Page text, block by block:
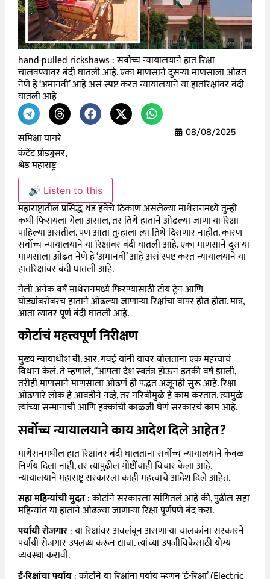
hand-pulled rickshaws : सर्वोच्च न्यायालयाने हात रिक्षा
चालवण्यावर बंदी घातली आहे. एका माणसाने दुसऱ्या माणसाला ओढत
नेणे हे ‘अमानवी’ आहे असं स्पष्ट करत न्यायालयाने या हातरिक्षांवर बंदी
घातली आहे
समिक्षा घागरे
कंटेंट प्रोड्युसर,
श्रेष्ठ महाराष्ट्र
08/08/2025
🔊 Listen to this
महाराष्ट्रातील प्रसिद्ध थंड हवेचे ठिकाण असलेल्या माथेरानमध्ये तुम्ही
कधी फिरायला गेला असाल, तर तिथे हाताने ओढल्या जाणाऱ्या रिक्षा
पाहिल्या असतील. पण आता तुम्हाला त्या तिथे दिसणार नाहीत. कारण
सर्वोच्च न्यायालयाने या रिक्षांवर बंदी घातली आहे. एका माणसाने दुसऱ्या
माणसाला ओढत नेणे हे ‘अमानवी’ आहे असं स्पष्ट करत न्यायालयाने या
हातरिक्षांवर बंदी घातली आहे.
गेली अनेक वर्षं माथेरानमध्ये फिरण्यासाठी टॉय ट्रेन आणि
घोड्यांबरोबरच हाताने ओढल्या जाणाऱ्या रिक्षांचा वापर होत होता. मात्र,
आता त्यावर पूर्ण बंदी घातली आहे.
कोर्टाचं महत्त्वपूर्ण निरीक्षण
मुख्य न्यायाधीश बी. आर. गवई यांनी यावर बोलताना एक महत्त्वाचं
विधान केलं. ते म्हणाले, “आपला देश स्वतंत्र होऊन इतकी वर्षं झाली,
तरीही माणसाने माणसाला ओढणं ही पद्धत अजूनही सुरू आहे. रिक्षा
ओढणारे लोक हे आवडीने नव्हे, तर गरिबीमुळे हे काम करतात. त्यामुळे
त्यांच्या सन्मानाची आणि हक्कांची काळजी घेणं सरकारचं काम आहे.
सर्वोच्च न्यायालयाने काय आदेश दिले आहेत?
माथेरानमधील हात रिक्षांवर बंदी घालताना सर्वोच्च न्यायालयाने केवळ
निर्णय दिला नाही, तर त्यापुढील गोष्टींचाही विचार केला आहे.
न्यायालयाने महाराष्ट्र सरकारला काही महत्त्वाचे आदेश दिले आहेत.
सहा महिन्यांची मुदत: कोर्टाने सरकारला सांगितलं आहे की, पुढील सहा
महिन्यांत या हाताने ओढल्या जाणाऱ्या रिक्षा पूर्णपणे बंद करा.
पर्यायी रोजगार: या रिक्षांवर अवलंबून असणाऱ्या चालकांना सरकारने
पर्यायी रोजगार उपलब्ध करून द्यावा. त्यांच्या उपजीविकेसाठी योग्य
व्यवस्था करावी.